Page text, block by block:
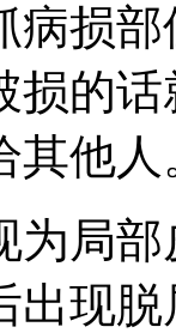
病损
损的
其他人
局部
出现